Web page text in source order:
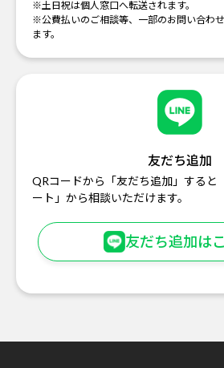
※土日祝は個人窓口へ転送されます。
※公費払いのご相談等、一部のお問い合わ
ます。
友だち追加
QRコードから「友だち追加」すると
ート」から相談いただけます。
友だち追加は